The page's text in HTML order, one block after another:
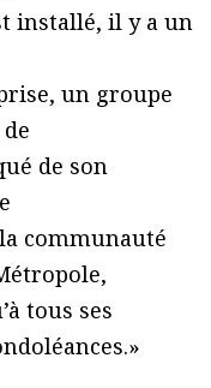
installé, il y a un
un groupe
de son
communauté
tous ses